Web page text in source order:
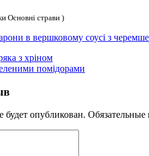
Основні страви )
в вершковому соусі з
з хріном
помідорами
будет опубликован.